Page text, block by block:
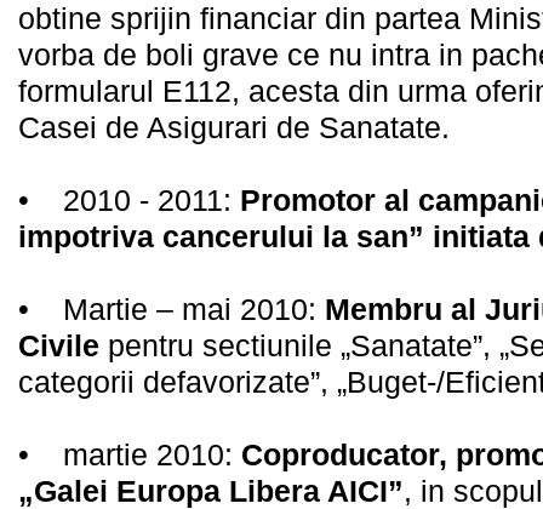
obtine sprijin financiar din partea
vorba de boli grave ce nu intra in
formularul E112, acesta din urma
Casei de Asigurari de Sanatate.
• 2010 - 2011: Promotor al
impotriva cancerului la san” initiata
• Martie – mai 2010: Membru al
Civile pentru sectiunile „Sanatate”,
categorii defavorizate”, „Buget-/
• martie 2010: Coproducator,
„Galei Europa Libera AICI”, in